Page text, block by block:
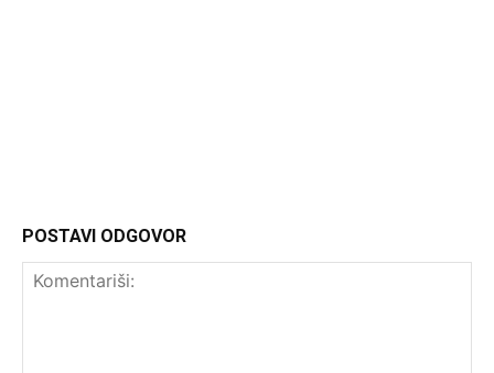
POSTAVI ODGOVOR